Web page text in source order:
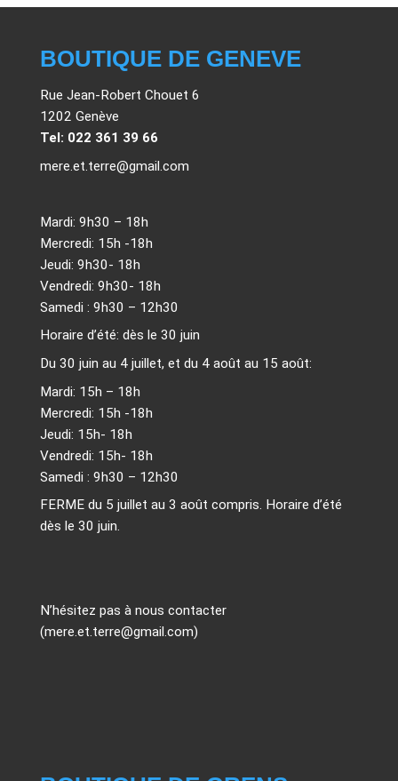
BOUTIQUE DE GENEVE
Rue Jean-Robert Chouet 6
1202 Genève
Tel: 022 361 39 66
mere.et.terre@gmail.com
Mardi: 9h30 – 18h
Mercredi: 15h -18h
Jeudi: 9h30- 18h
Vendredi: 9h30- 18h
Samedi : 9h30 – 12h30
Horaire d’été: dès le 30 juin
Du 30 juin au 4 juillet, et du 4 août au 15 août:
Mardi: 15h – 18h
Mercredi: 15h -18h
Jeudi: 15h- 18h
Vendredi: 15h- 18h
Samedi : 9h30 – 12h30
FERME du 5 juillet au 3 août compris. Horaire d’été
dès le 30 juin.
N’hésitez pas à nous contacter
(mere.et.terre@gmail.com)